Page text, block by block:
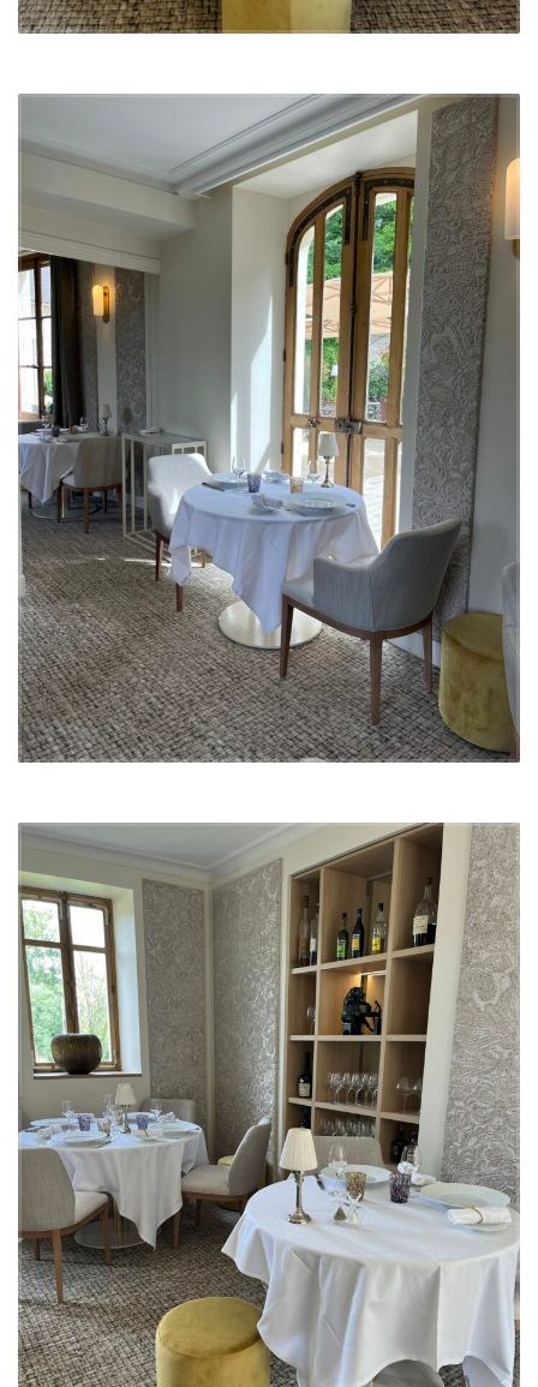
Le jeu de lumière, savamment orchestré à travers des appliques
sublimer chaque espace, tout en mettant en valeur les nuances
dorées des murs et les textures riches des matériaux. Le concept
général a été pensé pour offrir unedécoration intérieure de
restaurantqui s’adapte aux différents moments de la journée, tout
en restant fidèle à l’esprit gastronomique du lieu.
Une transformation au
service de la gastronomie
Ceprojet de décoration de restaurant pour La Roche Le Roya
permis d’ancrer l’établissement dans une nouvelle dimension
gastronomique. La transformation architecturale orchestrée par
l’agence a non seulement sublimé les lieux, mais a aussi réussi à
créer une atmosphère qui reflète parfaitement la vision culinaire de
Maximilien Bridier. Grâce à des touches dorées, un éclairage raffiné
et une palette de matériaux nobles, chaque élément de cet intérieur
de restaurant participe à l’expérience unique offerte aux clients.
Découvrir le projet Brasserie François